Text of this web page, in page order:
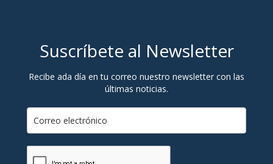
Suscríbete al Newsletter
Recibe ada día en tu correo nuestro newsletter con las
últimas noticias.